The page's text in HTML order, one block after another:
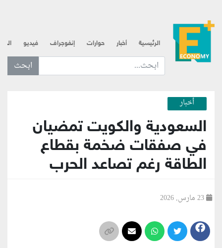
الرئيسية أخبار حوارات إنفوجراف فيديو
ابحث عن... :
أخبار
السعودية والكويت تمضيان
في صفقات ضخمة بقطاع
الطاقة رغم تصاعد الحرب